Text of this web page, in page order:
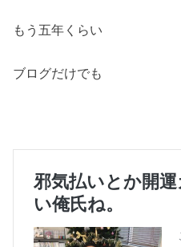
もう五年くらい
ブログだけでも